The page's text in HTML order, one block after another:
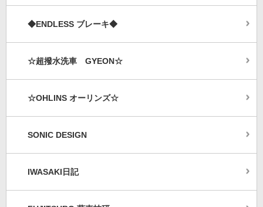
◆ENDLESS ブレーキ◆
☆超撥水洗車 GYEON☆
☆OHLINS オーリンズ☆
SONIC DESIGN
IWASAKI日記